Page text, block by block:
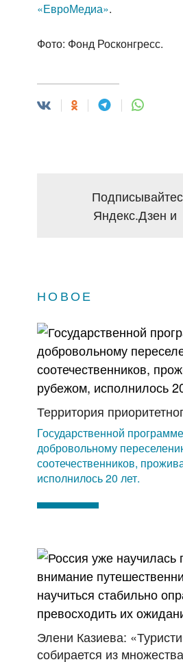
«ЕвроМедиа».
Фото: Фонд Росконгресс.
Яндекс.Дзен и
НОВОЕ
Территория
Государственной
добровольному
соотечественников,
исполнилось 20 лет.
Элени Казиева:
собирается из